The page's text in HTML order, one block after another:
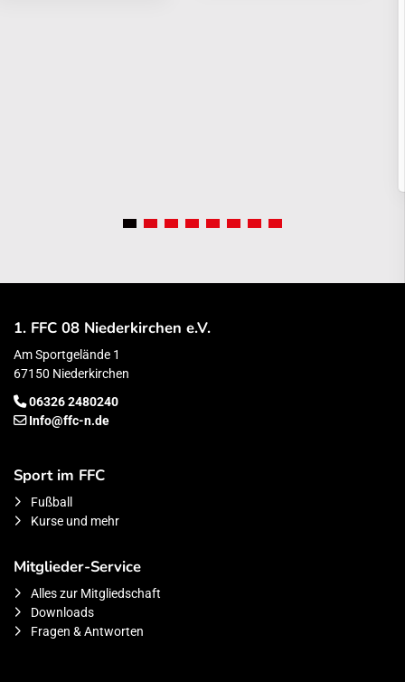
1. FFC 08 Niederkirchen e.V.
Am Sportgelände 1
67150 Niederkirchen
06326 2480240
Info@ffc-n.de
Sport im FFC
Fußball
Kurse und mehr
Mitglieder-Service
Alles zur Mitgliedschaft
Downloads
Fragen & Antworten